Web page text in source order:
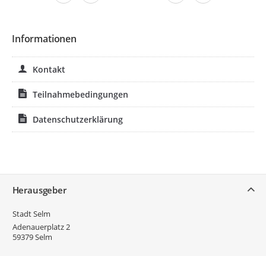
Informationen
Kontakt
Teilnahmebedingungen
Datenschutzerklärung
Herausgeber
Stadt Selm
Adenauerplatz 2
59379Selm